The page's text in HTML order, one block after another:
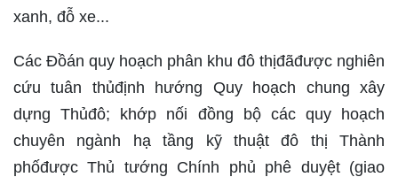
xanh, đỗ xe...
Các Đồán quy hoạch phân khu đô thịđãđược nghiên
cứu tuân thủđịnh hướng Quy hoạch chung xây
dựng Thủđô; khớp nối đồng bộ các quy hoạch
chuyên ngành hạ tầng kỹ thuật đô thị Thành
phốđược Thủ tướng Chính phủ phê duyệt (giao